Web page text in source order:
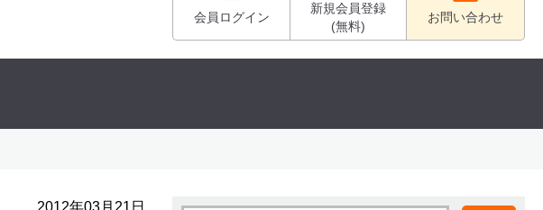
会員ログイン
新規会員登録
(無料)
お問い合わせ
2012年03月21日